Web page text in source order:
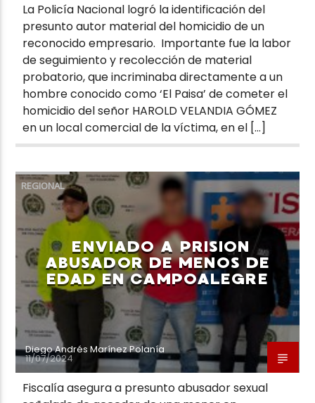
La Policía Nacional logró la identificación del
presunto autor material del homicidio de un
reconocido empresario. Importante fue la labor
de seguimiento y recolección de material
probatorio, que incriminaba directamente a un
hombre conocido como ‘El Paisa’ de cometer el
homicidio del señor HAROLD VELANDIA GÓMEZ
en un local comercial de la víctima, en el […]
REGIONAL
ENVIADO A PRISION
ABUSADOR DE MENOS DE
EDAD EN CAMPOALEGRE
Diego Andrés Marínez Polanía
11/07/2024
Fiscalía asegura a presunto abusador sexual